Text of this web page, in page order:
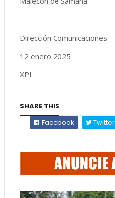
Dirección Comunicaciones
12 enero 2025
XPL
SHARE THIS
Facebook
Twitter